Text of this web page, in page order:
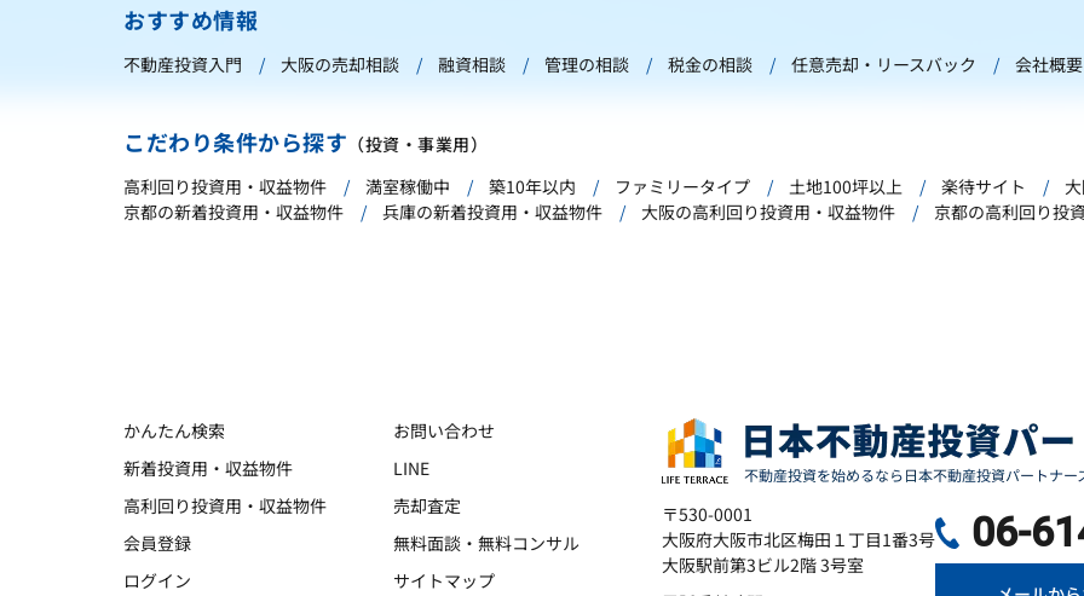
おすすめ情報
不動産投資入門 大阪の売却相談 融資相談 管理の相談 税金の相談 任意売却・リースバック 会社概要
こだわり条件から探す （投資・事業用）
高利回り投資用・収益物件
満室稼働中 築10年以内 ファミリータイプ 土地100坪以上 楽待サイト
京都の新着投資用・収益物件
兵庫の新着投資用・収益物件 大阪の高利回り投資用・収益物件 京都の高利回り投
かんたん検索
新着投資用・収益物件
高利回り投資用・収益物件
会員登録
ログイン
お問い合わせ
LINE
売却査定
無料面談・無料コンサル
サイトマップ
〒530-0001
大阪府大阪市北区梅田１丁目1番3号
大阪駅前第3ビル2階 3号室
06-